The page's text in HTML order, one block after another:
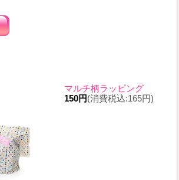
マルチ柄ラッピング
150円(消費税込:165円)